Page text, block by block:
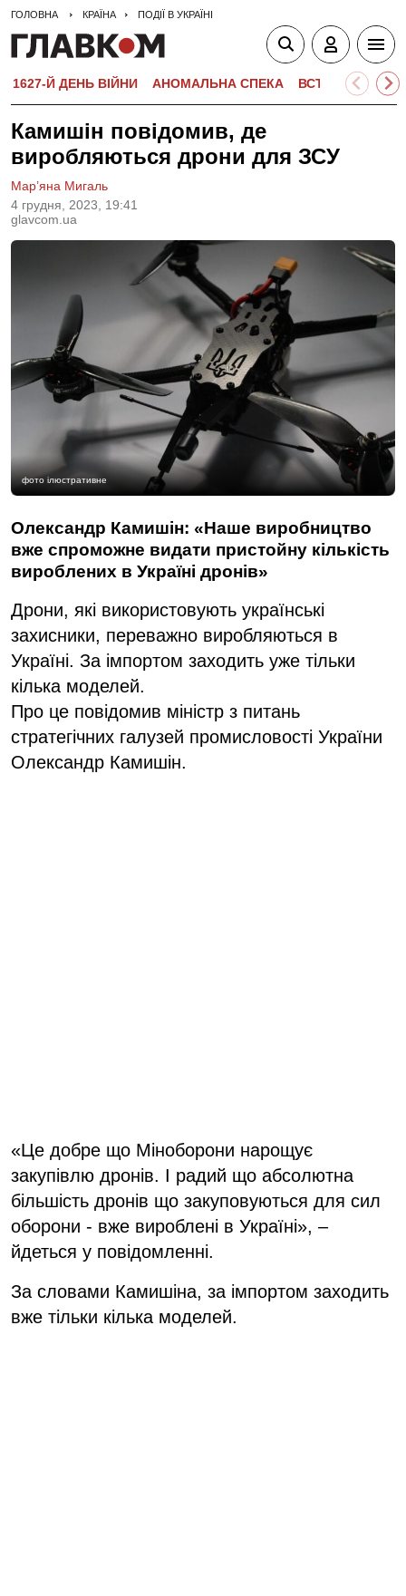
ГОЛОВНА КРАЇНА ПОДІЇ В УКРАЇНІ
1627-Й ДЕНЬ ВІЙНИ АНОМАЛЬНА СПЕКА ВСТУПНА
Камишін повідомив, де
виробляються дрони для ЗСУ
4 грудня, 2023, 19:41
glavcom.ua
Мар’яна Мигаль
фото ілюстративне
Олександр Камишін: «Наше виробництво
вже спроможне видати пристойну кількість
вироблених в Україні дронів»
Дрони, які використовують українські
захисники, переважно виробляються в
Україні. За імпортом заходить уже тільки
кілька моделей.
Про це повідомив міністр з питань
стратегічних галузей промисловості України
Олександр Камишін.
«Це добре що Міноборони нарощує
закупівлю дронів. І радий що абсолютна
більшість дронів що закуповуються для сил
оборони - вже вироблені в Україні», –
йдеться у повідомленні.
За словами Камишіна, за імпортом заходить
вже тільки кілька моделей.